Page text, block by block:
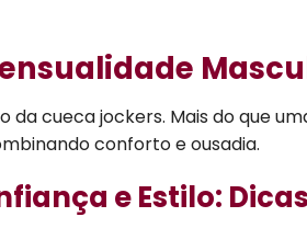
cueca jockers. Mais do que
conforto e ousadia.
e Estilo: